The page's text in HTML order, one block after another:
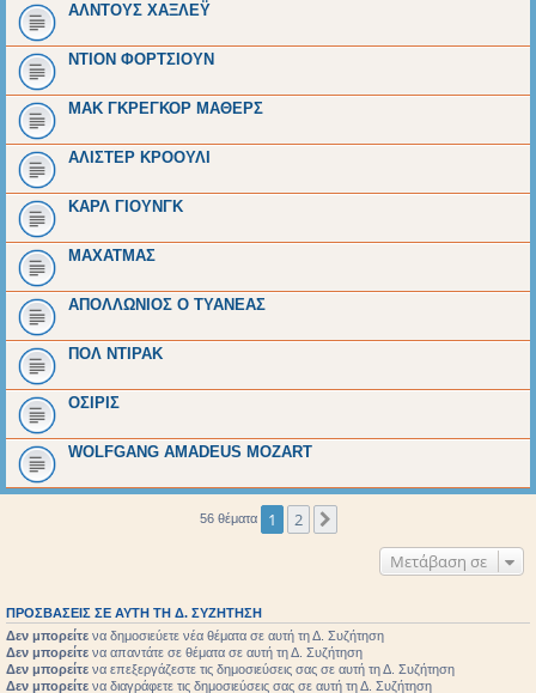
ΑΛΝΤΟΥΣ ΧΑΞΛΕΫ
ΝΤΙΟΝ ΦΟΡΤΣΙΟΥΝ
ΜΑΚ ΓΚΡΕΓΚΟΡ ΜΑΘΕΡΣ
ΑΛΙΣΤΕΡ ΚΡΟΟΥΛΙ
ΚΑΡΛ ΓΙΟΥΝΓΚ
ΜΑΧΑΤΜΑΣ
ΑΠΟΛΛΩΝΙΟΣ Ο ΤΥΑΝΕΑΣ
ΠΟΛ ΝΤΙΡΑΚ
ΟΣΙΡΙΣ
WOLFGANG AMADEUS MOZART
56 θέματα 1 2
Μετάβαση σε
ΠΡΟΣΒΆΣΕΙΣ ΣΕ ΑΥΤΉ ΤΗ Δ. ΣΥΖΉΤΗΣΗ
Δεν μπορείτε να δημοσιεύετε νέα θέματα σε αυτή τη Δ. Συζήτηση
Δεν μπορείτε να απαντάτε σε θέματα σε αυτή τη Δ. Συζήτηση
Δεν μπορείτε να επεξεργάζεστε τις δημοσιεύσεις σας σε αυτή τη Δ. Συζήτηση
Δεν μπορείτε να διαγράφετε τις δημοσιεύσεις σας σε αυτή τη Δ. Συζήτηση